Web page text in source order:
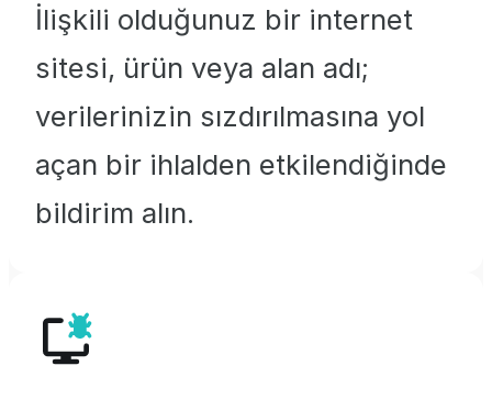
İlişkili olduğunuz bir internet
sitesi, ürün veya alan adı;
verilerinizin sızdırılmasına yol
açan bir ihlalden etkilendiğinde
bildirim alın.